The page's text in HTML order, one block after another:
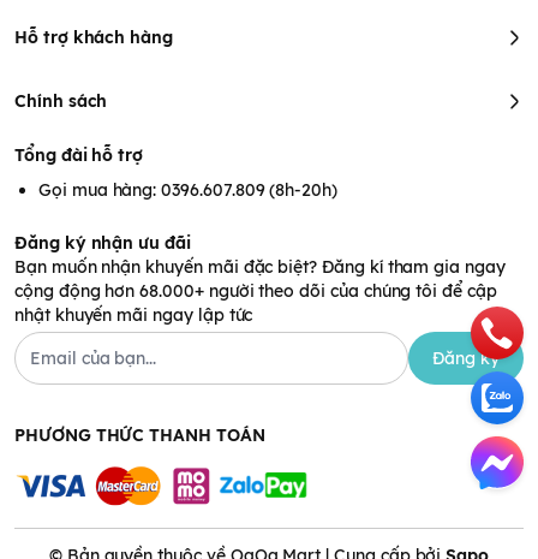
Hỗ trợ khách hàng
Chính sách
Tổng đài hỗ trợ
Gọi mua hàng: 0396.607.809 (8h-20h)
Đăng ký nhận ưu đãi
Bạn muốn nhận khuyến mãi đặc biệt? Đăng kí tham gia ngay
cộng động hơn 68.000+ người theo dõi của chúng tôi để cập
nhật khuyến mãi ngay lập tức
Đăng ký
PHƯƠNG THỨC THANH TOÁN